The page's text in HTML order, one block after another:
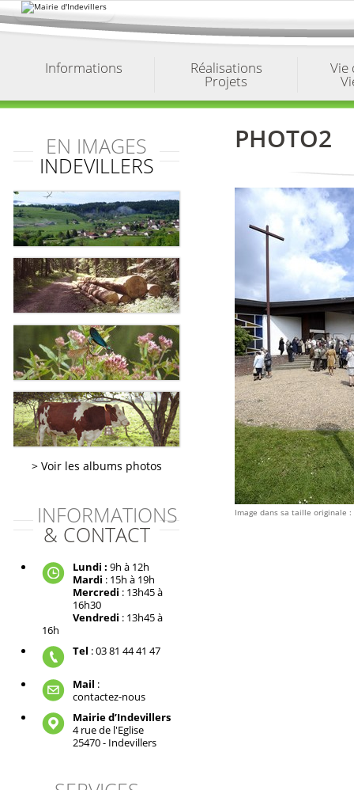
au
contenu.
Informations Réalisations
Projets
Vie
EN IMAGES
INDEVILLERS
Voir les albums photos
INFORMATIONS
& CONTACT
Lundi : 9h à 12h
Mardi : 15h à 19h
Mercredi : 13h45 à
16h30
Vendredi : 13h45 à
16h
Tel : 03 81 44 41 47
Mail :
contactez-nous
Mairie d’Indevillers
4 rue de l'Eglise
25470 - Indevillers
PHOTO2
Image dans sa taille originale :